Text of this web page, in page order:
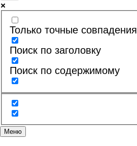
Только точные совпадения
Поиск по заголовку
Поиск по содержимому
Меню